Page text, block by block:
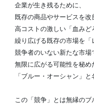
企業が生き残るために、
既存の商品やサービスを改
高コストの激しい「血みど
繰り広げる既存の市場を「
競争者のいない新たな市場
無限に広がる可能性を秘め
「ブルー・オーシャン」と
この「競争」とは無縁の